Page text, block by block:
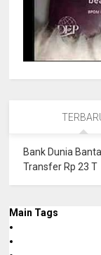
Bank Dunia
Transfer Rp 23 T
Main Tags